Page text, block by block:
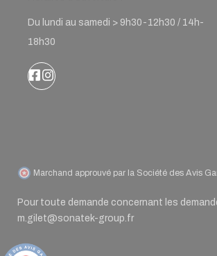
Du lundi au samedi > 9h30-12h30 / 14h-
18h30
Marchand approuvé par la Société des Avis
Pour toute demande concernant les
m.gilet@sonatek-group.fr